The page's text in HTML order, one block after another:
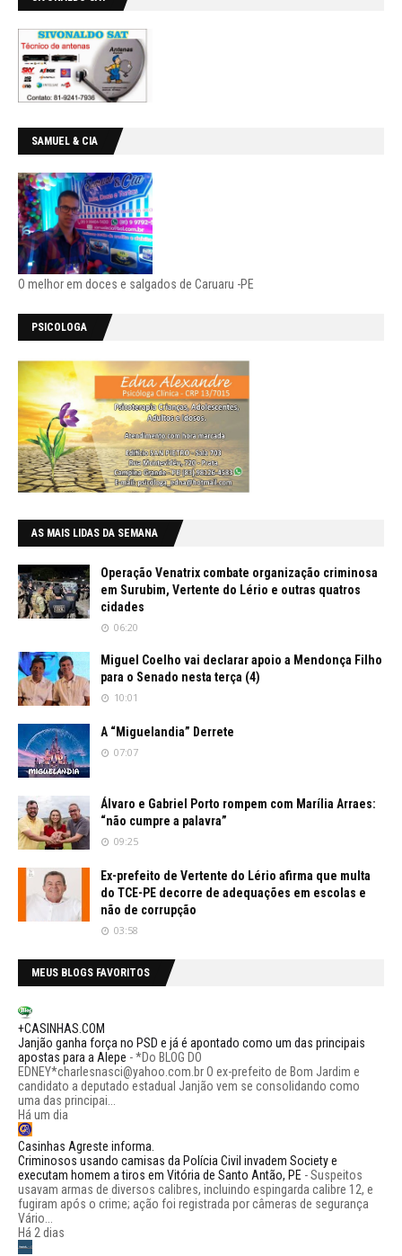
SAMUEL & CIA
O melhor em doces e salgados de Caruaru -PE
PSICOLOGA
AS MAIS LIDAS DA SEMANA
Operação Venatrix combate organização criminosa
em Surubim, Vertente do Lério e outras quatros
cidades
06:20
Miguel Coelho vai declarar apoio a Mendonça Filho
para o Senado nesta terça (4)
10:01
A “Miguelandia” Derrete
07:07
Álvaro e Gabriel Porto rompem com Marília Arraes:
“não cumpre a palavra”
09:25
Ex-prefeito de Vertente do Lério afirma que multa
do TCE-PE decorre de adequações em escolas e
não de corrupção
03:58
MEUS BLOGS FAVORITOS
+CASINHAS.COM
Janjão ganha força no PSD e já é apontado como um das principais
apostas para a Alepe -*Do BLOG DO
EDNEY*charlesnasci@yahoo.com.br O ex-prefeito de Bom Jardim e
candidato a deputado estadual Janjão vem se consolidando como
uma das principai...
Há um dia
Casinhas Agreste informa.
Criminosos usando camisas da Polícia Civil invadem Society e
executam homem a tiros em Vitória de Santo Antão, PE -Suspeitos
usavam armas de diversos calibres, incluindo espingarda calibre 12, e
fugiram após o crime; ação foi registrada por câmeras de segurança
Vário...
Há 2 dias